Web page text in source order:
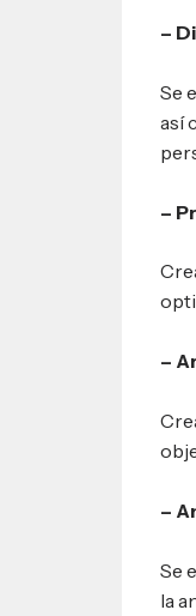
–
Se
así
–
–
–
Se
la